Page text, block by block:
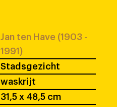
Jan ten Have (1903 -
1991)
Stadsgezicht
waskrijt
31,5 x 48,5 cm